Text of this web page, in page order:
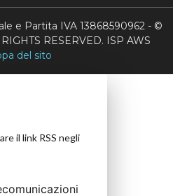
e Partita IVA 13868590962 - ©
RESERVED. ISP AWS
del sito
il link RSS negli